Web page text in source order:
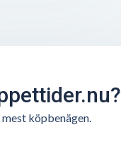
köpbenägen.